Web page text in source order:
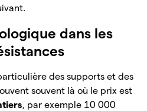
dans les
des supports et des
souvent là où le prix est
, par exemple 10 000